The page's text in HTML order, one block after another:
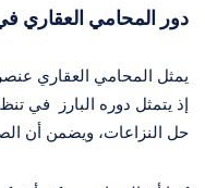
دور المحامي العقاري
يمثل المحامي العقاري
إذ يتمثل دوره البارز في
حل النزاعات، ويضمن أن